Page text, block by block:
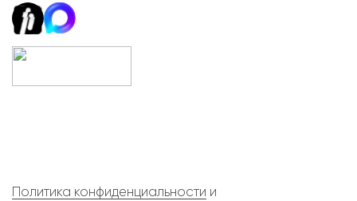
Политика конфиденциальности и